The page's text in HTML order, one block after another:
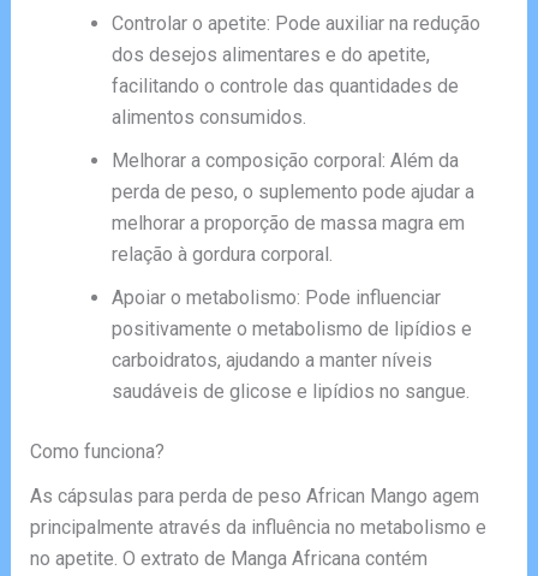
Controlar o apetite: Pode auxiliar na redução
dos desejos alimentares e do apetite,
facilitando o controle das quantidades de
alimentos consumidos.
Melhorar a composição corporal: Além da
perda de peso, o suplemento pode ajudar a
melhorar a proporção de massa magra em
relação à gordura corporal.
Apoiar o metabolismo: Pode influenciar
positivamente o metabolismo de lipídios e
carboidratos, ajudando a manter níveis
saudáveis de glicose e lipídios no sangue.
Como funciona?
As cápsulas para perda de peso African Mango agem
principalmente através da influência no metabolismo e
no apetite. O extrato de Manga Africana contém